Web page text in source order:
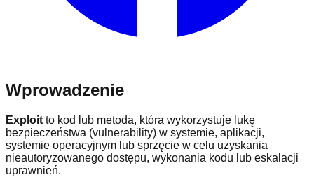
Wprowadzenie
Exploit to kod lub metoda, która wykorzystuje lukę
bezpieczeństwa (vulnerability) w systemie, aplikacji,
systemie operacyjnym lub sprzęcie w celu uzyskania
nieautoryzowanego dostępu, wykonania kodu lub eskalacji
uprawnień.